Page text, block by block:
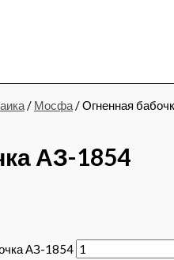
/ Мосфа/ Огненная
АЗ-1854
АЗ-1854